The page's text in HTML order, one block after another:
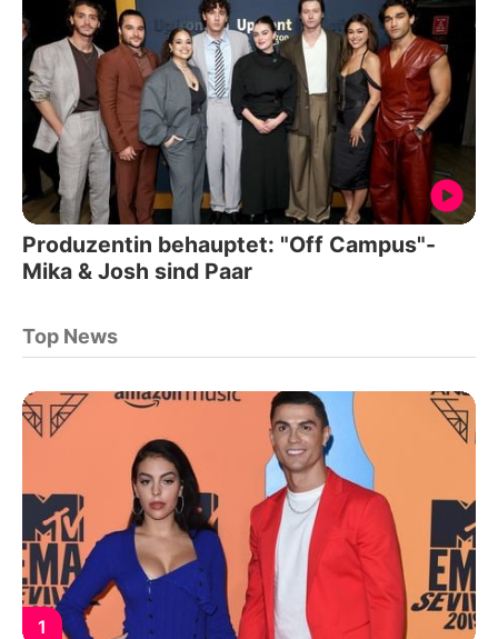
Produzentin behauptet: "Off Campus"-
Mika & Josh sind Paar
Top News
1